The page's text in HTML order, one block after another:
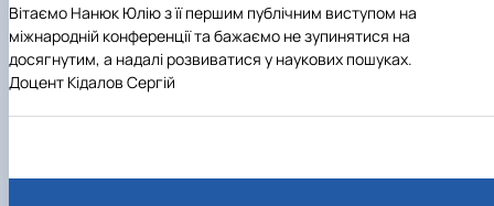
Вітаємо Нанюк Юлію з її першим публічним виступом на
міжнародній конференції та бажаємо не зупинятися на
досягнутим, а надалі розвиватися у наукових пошуках.
Доцент Кідалов Сергій